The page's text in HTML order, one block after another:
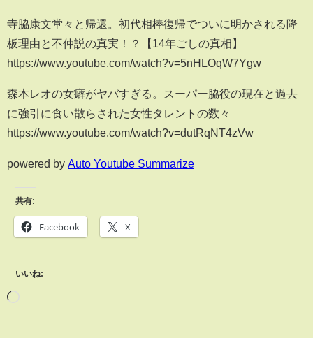
寺脇康文堂々と帰還。初代相棒復帰でついに明かされる降
板理由と不仲説の真実！？【14年ごしの真相】
https://www.youtube.com/watch?v=5nHLOqW7Ygw
森本レオの女癖がヤバすぎる。スーパー脇役の現在と過去
に強引に食い散らされた女性タレントの数々
https://www.youtube.com/watch?v=dutRqNT4zVw
powered by Auto Youtube Summarize
共有:
Facebook X
いいね: